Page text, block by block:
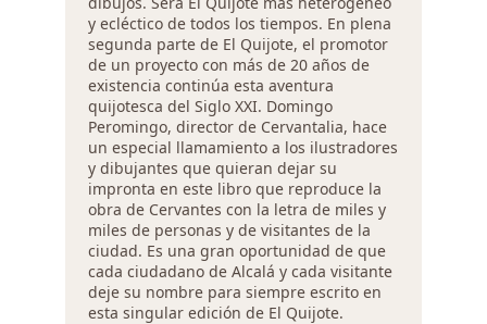
y ecléctico de todos los tiempos. En plena
segunda parte de El Quijote, el promotor
de un proyecto con más de 20 años de
existencia continúa esta aventura
quijotesca del Siglo XXI. Domingo
Peromingo, director de Cervantalia, hace
un especial llamamiento a los ilustradores
y dibujantes que quieran dejar su
impronta en este libro que reproduce la
obra de Cervantes con la letra de miles y
miles de personas y de visitantes de la
ciudad. Es una gran oportunidad de que
cada ciudadano de Alcalá y cada visitante
deje su nombre para siempre escrito en
esta singular edición de El Quijote.